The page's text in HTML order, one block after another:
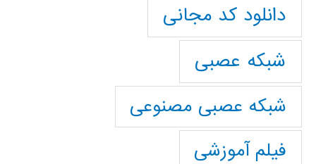
دانلود کد مجانی
شبکه عصبی
شبکه عصبی مصنوعی
فیلم آموزشی